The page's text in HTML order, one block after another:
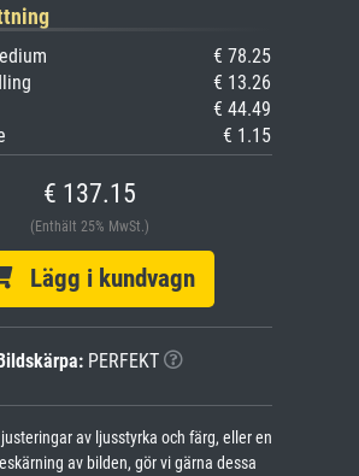
€ 78.25
€ 13.26
€ 44.49
€ 1.15
€ 137.15
(Enthält 25% MwSt.)
Lägg i kundvagn
PERFEKT
av ljusstyrka och färg, eller en
av bilden, gör vi gärna dessa